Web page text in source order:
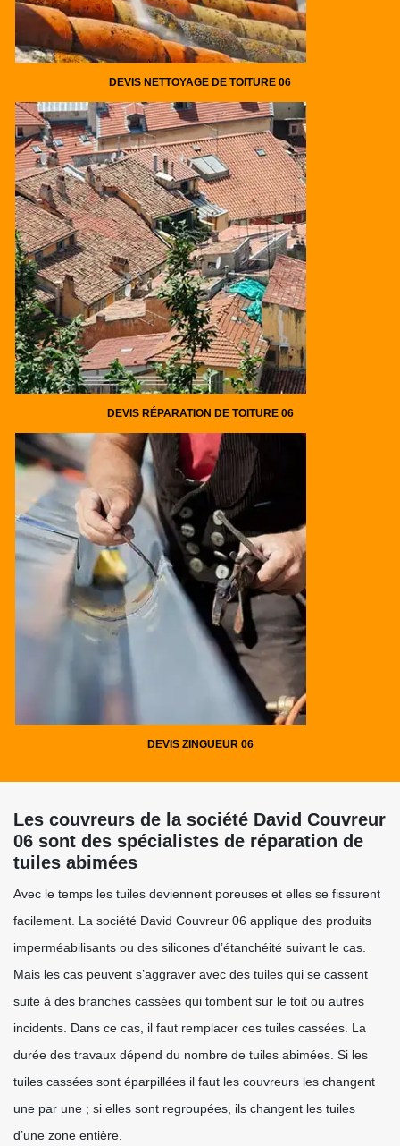
DEVIS NETTOYAGE DE TOITURE 06
DEVIS RÉPARATION DE TOITURE 06
DEVIS ZINGUEUR 06
Les couvreurs de la société David Couvreur
06 sont des spécialistes de réparation de
tuiles abimées
Avec le temps les tuiles deviennent poreuses et elles se fissurent
facilement. La société David Couvreur 06 applique des produits
imperméabilisants ou des silicones d’étanchéité suivant le cas.
Mais les cas peuvent s’aggraver avec des tuiles qui se cassent
suite à des branches cassées qui tombent sur le toit ou autres
incidents. Dans ce cas, il faut remplacer ces tuiles cassées. La
durée des travaux dépend du nombre de tuiles abimées. Si les
tuiles cassées sont éparpillées il faut les couvreurs les changent
une par une ; si elles sont regroupées, ils changent les tuiles
d’une zone entière.